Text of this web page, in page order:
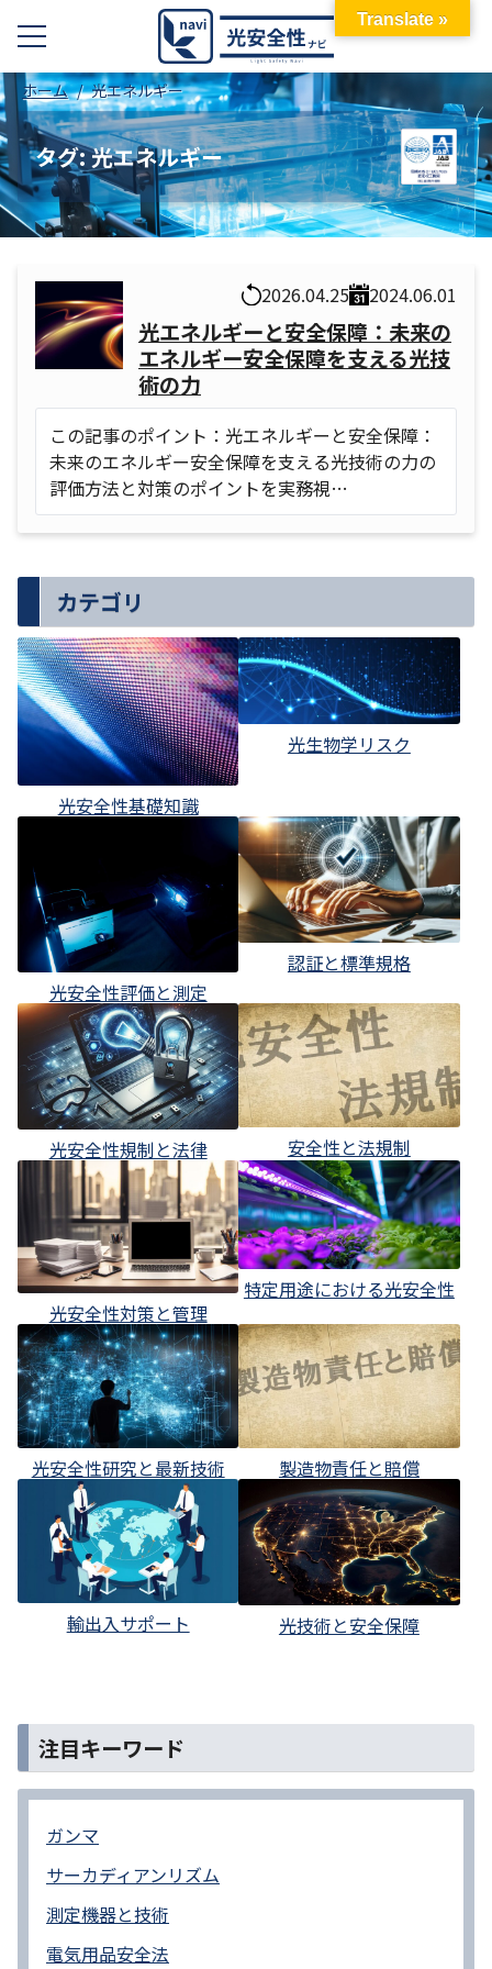
ホーム 光エネルギー
タグ:光エネルギー
2026.04.25 2024.06.01
光エネルギーと安全保障：未来の
エネルギー安全保障を支える光技
術の力
この記事のポイント：光エネルギーと安全保障：
未来のエネルギー安全保障を支える光技術の力の
評価方法と対策のポイントを実務視…
カテゴリ
光安全性基礎知識
光生物学リスク
光安全性評価と測定
認証と標準規格
光安全性規制と法律 安全性と法規制
光安全性対策と管理
特定用途における光安全性
光安全性研究と最新技術 製造物責任と賠償
輸出入サポート 光技術と安全保障
注目キーワード
ガンマ
サーカディアンリズム
測定機器と技術
電気用品安全法
Translate »